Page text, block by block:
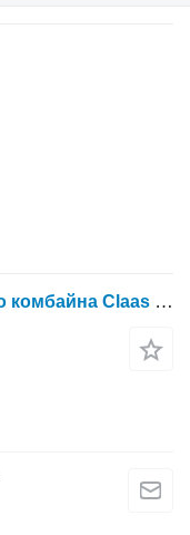
Облицовка для зерноуборочного комбайна Claas Dominator